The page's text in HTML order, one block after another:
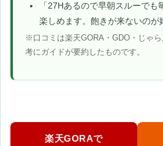
「27Hあるので早朝スルーで
楽しめます。飽きが来ないのが
※口コミは楽天GORA・GDO・じゃ
考にガイドが要約したものです。
楽天GORAで